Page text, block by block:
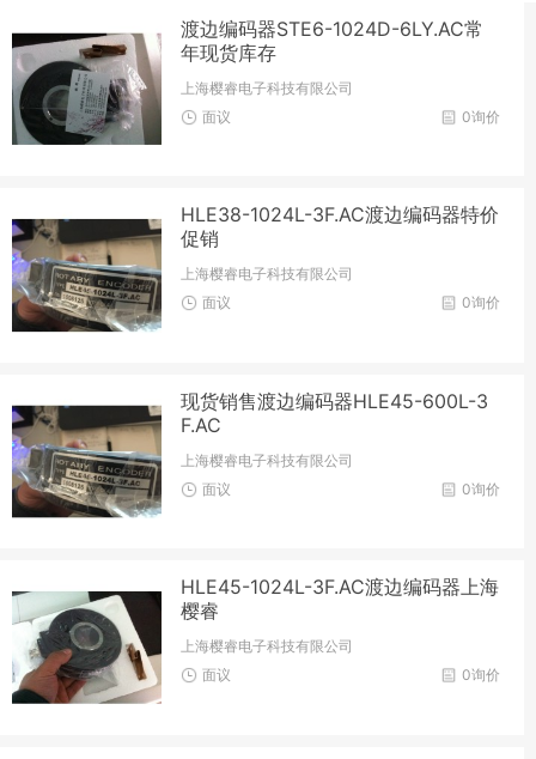
渡边编码器STE6-1024D-6LY.AC常
年现货库存
上海樱睿电子科技有限公司
0询价
面议
HLE38-1024L-3F.AC渡边编码器特价
促销
上海樱睿电子科技有限公司
0询价
面议
现货销售渡边编码器HLE45-600L-3
F.AC
上海樱睿电子科技有限公司
0询价
面议
HLE45-1024L-3F.AC渡边编码器上海
樱睿
上海樱睿电子科技有限公司
0询价
面议